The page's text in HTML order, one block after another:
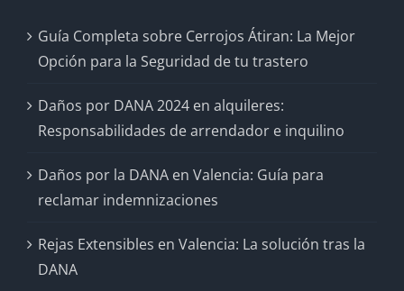
Guía Completa sobre Cerrojos Átiran: La Mejor
Opción para la Seguridad de tu trastero
Daños por DANA 2024 en alquileres:
Responsabilidades de arrendador e inquilino
Daños por la DANA en Valencia: Guía para
reclamar indemnizaciones
Rejas Extensibles en Valencia: La solución tras la
DANA